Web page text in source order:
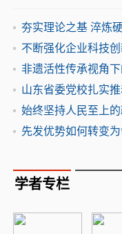
年行动计
夯实理论之基 淬炼
不断强化企业科技
非遗活性传承视角
山东省委党校扎实
始终坚持人民至上
先发优势如何转变为
学者专栏